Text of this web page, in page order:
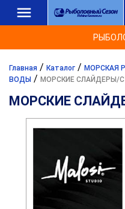
Главная / Каталог / МОРСКАЯ
ВОДЫ / МОРСКИЕ СЛАЙДЕРЫ/
МОРСКИЕ